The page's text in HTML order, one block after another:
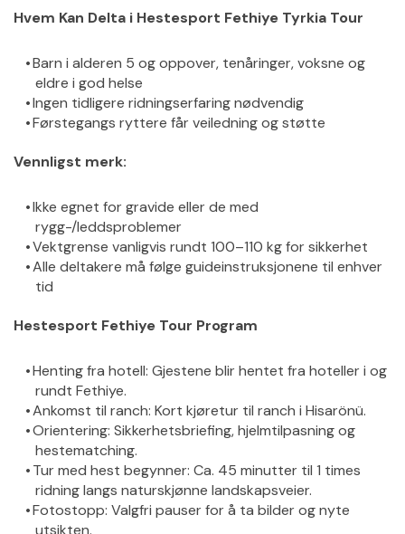
Hvem Kan Delta i Hestesport Fethiye Tyrkia Tour
Barn i alderen 5 og oppover, tenåringer, voksne og
eldre i god helse
Ingen tidligere ridningserfaring nødvendig
Førstegangs ryttere får veiledning og støtte
Vennligst merk:
Ikke egnet for gravide eller de med
rygg-/leddsproblemer
Vektgrense vanligvis rundt 100–110 kg for sikkerhet
Alle deltakere må følge guideinstruksjonene til enhver
tid
Hestesport Fethiye Tour Program
Henting fra hotell: Gjestene blir hentet fra hoteller i og
rundt Fethiye.
Ankomst til ranch: Kort kjøretur til ranch i Hisarönü.
Orientering: Sikkerhetsbriefing, hjelmtilpasning og
hestematching.
Tur med hest begynner: Ca. 45 minutter til 1 times
ridning langs naturskjønne landskapsveier.
Fotostopp: Valgfri pauser for å ta bilder og nyte
utsikten.